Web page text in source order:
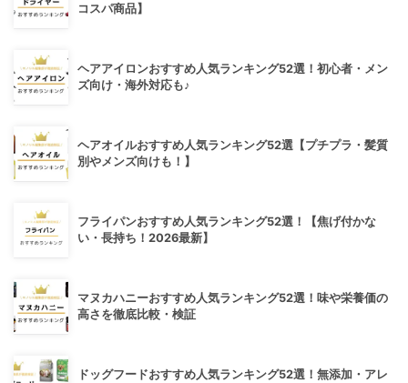
コスパ商品】
ヘアアイロンおすすめ人気ランキング52選！初心者・メン
ズ向け・海外対応も♪
ヘアオイルおすすめ人気ランキング52選【プチプラ・髪質
別やメンズ向けも！】
フライパンおすすめ人気ランキング52選！【焦げ付かな
い・長持ち！2026最新】
マヌカハニーおすすめ人気ランキング52選！味や栄養価の
高さを徹底比較・検証
ドッグフードおすすめ人気ランキング52選！無添加・アレ